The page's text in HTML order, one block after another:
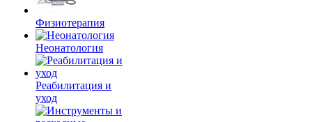
Физиотерапия
Неонатология
Реабилитация и
уход